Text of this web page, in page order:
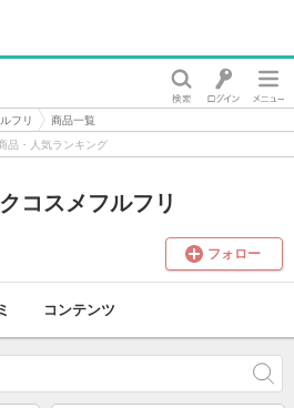
フリ
商品一覧
品・人気ランキング
コスメフルフリ
フォロー
コンテンツ